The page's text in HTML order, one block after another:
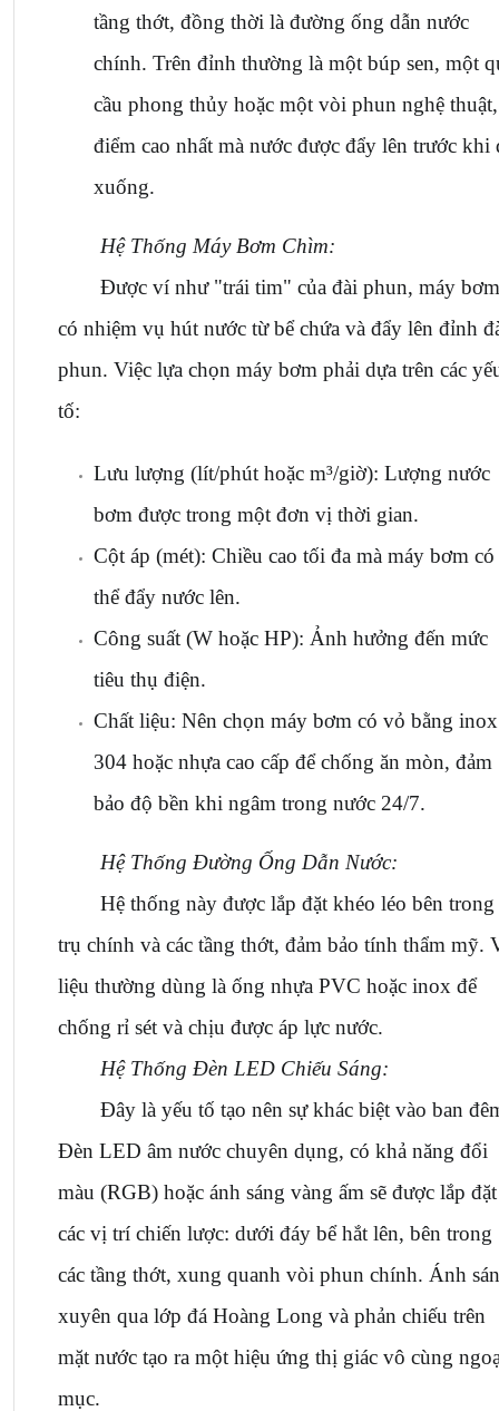
tầng thớt, đồng thời là đường ống dẫn nước
chính. Trên đỉnh thường là một búp sen, một
cầu phong thủy hoặc một vòi phun nghệ
điểm cao nhất mà nước được đẩy lên trước khi
xuống.
Hệ Thống Máy Bơm Chìm:
Được ví như "trái tim" của đài phun, máy bơm
có nhiệm vụ hút nước từ bể chứa và đẩy lên đỉnh
phun. Việc lựa chọn máy bơm phải dựa trên các
tố:
Lưu lượng (lít/phút hoặc m³/giờ): Lượng nước
bơm được trong một đơn vị thời gian.
Cột áp (mét): Chiều cao tối đa mà máy bơm có
thể đẩy nước lên.
Công suất (W hoặc HP): Ảnh hưởng đến mức
tiêu thụ điện.
Chất liệu: Nên chọn máy bơm có vỏ bằng inox
304 hoặc nhựa cao cấp để chống ăn mòn, đảm
bảo độ bền khi ngâm trong nước 24/7.
Hệ Thống Đường Ống Dẫn Nước:
Hệ thống này được lắp đặt khéo léo bên trong
trụ chính và các tầng thớt, đảm bảo tính thẩm mỹ.
liệu thường dùng là ống nhựa PVC hoặc inox để
chống rỉ sét và chịu được áp lực nước.
Hệ Thống Đèn LED Chiếu Sáng:
Đây là yếu tố tạo nên sự khác biệt vào ban
Đèn LED âm nước chuyên dụng, có khả năng đổi
màu (RGB) hoặc ánh sáng vàng ấm sẽ được lắp
các vị trí chiến lược: dưới đáy bể hắt lên, bên trong
các tầng thớt, xung quanh vòi phun chính. Ánh
xuyên qua lớp đá Hoàng Long và phản chiếu trên
mặt nước tạo ra một hiệu ứng thị giác vô cùng
mục.